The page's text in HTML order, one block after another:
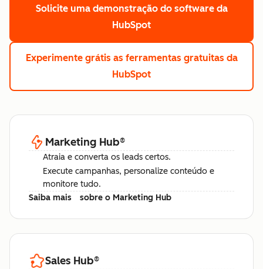
Solicite uma demonstração do software da
HubSpot
Experimente grátis as ferramentas gratuitas da
HubSpot
Marketing Hub®
Atraia e converta os leads certos.
Execute campanhas, personalize conteúdo e
monitore tudo.
Saiba mais
sobre o Marketing Hub
Sales Hub®